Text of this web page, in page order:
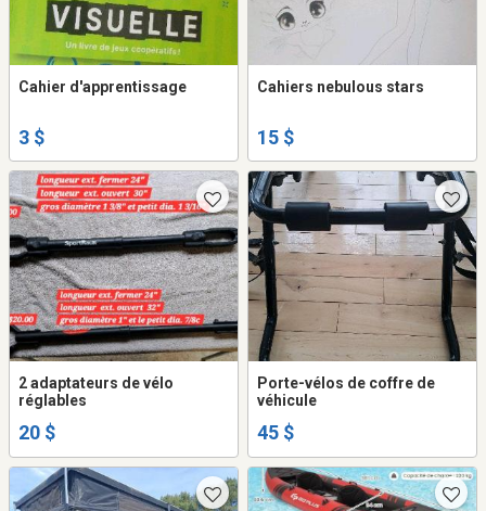
Cahier d'apprentissage
3 $
Cahiers nebulous stars
15 $
2 adaptateurs de vélo
réglables
20 $
Porte-vélos de coffre de
véhicule
45 $